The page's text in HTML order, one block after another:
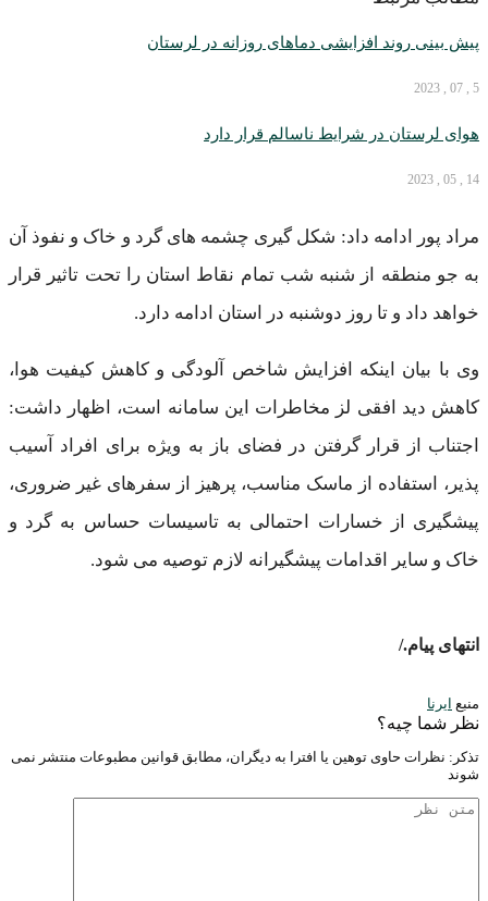
پیش بینی روند افزایشی دما‌های روزانه در لرستان
5 , 07 , 2023
هوای لرستان در شرایط ناسالم قرار دارد
14 , 05 , 2023
مراد پور ادامه داد: شکل گیری چشمه های گرد و خاک و نفوذ آن
به جو منطقه از شنبه شب تمام نقاط استان را تحت تاثیر قرار
خواهد داد و تا روز دوشنبه در استان ادامه دارد.
وی با بیان اینکه افزایش شاخص آلودگی و کاهش کیفیت هوا،
کاهش دید افقی لز مخاطرات این سامانه است، اظهار داشت:
اجتناب از قرار گرفتن در فضای باز به ویژه برای افراد آسیب
پذیر، استفاده از ماسک مناسب، پرهیز از سفرهای غیر ضروری،
پیشگیری از خسارات احتمالی به تاسیسات حساس به گرد و
خاک و سایر اقدامات پیشگیرانه لازم توصیه می شود.
/.انتهای پیام
منبع ایرنا
نظر شما چیه؟
تذكر: نظرات حاوی توهين يا افترا به ديگران، مطابق قوانين مطبوعات منتشر نمی
شوند